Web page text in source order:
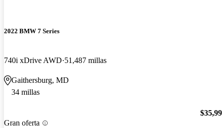
2022 BMW 7 Series
740i xDrive AWD 51,487 millas
Gaithersburg, MD
34 millas
Gran oferta